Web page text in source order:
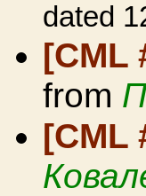
dated
[CML
from
[CML